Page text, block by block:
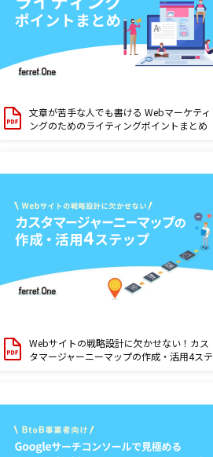
文章が苦手な人でも書ける Webマーケティ
ングのためのライティングポイントまとめ
Webサイトの戦略設計に欠かせない！カス
タマージャーニーマップの作成・活用4ステ